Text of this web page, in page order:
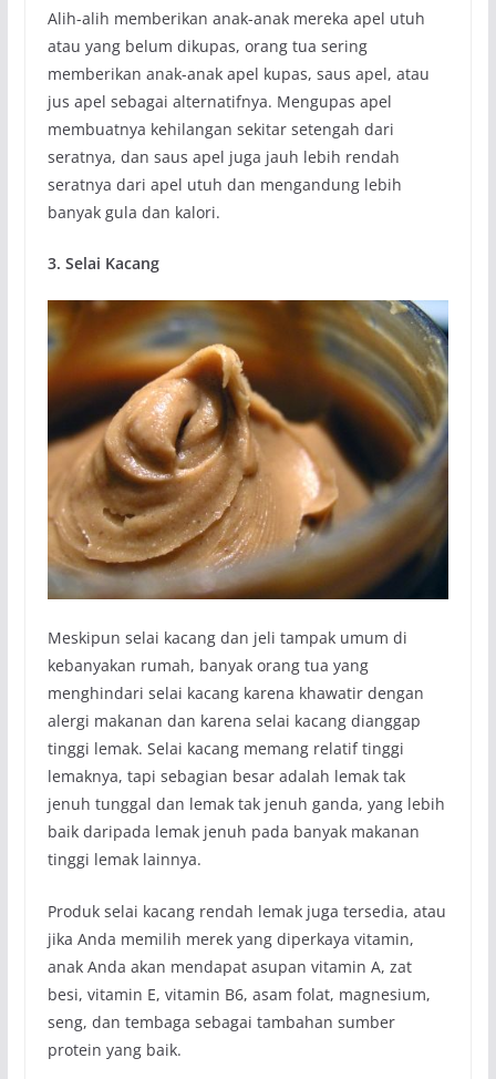
Alih-alih memberikan anak-anak mereka apel utuh
atau yang belum dikupas, orang tua sering
memberikan anak-anak apel kupas, saus apel, atau
jus apel sebagai alternatifnya. Mengupas apel
membuatnya kehilangan sekitar setengah dari
seratnya, dan saus apel juga jauh lebih rendah
seratnya dari apel utuh dan mengandung lebih
banyak gula dan kalori.
3. Selai Kacang
Meskipun selai kacang dan jeli tampak umum di
kebanyakan rumah, banyak orang tua yang
menghindari selai kacang karena khawatir dengan
alergi makanan dan karena selai kacang dianggap
tinggi lemak. Selai kacang memang relatif tinggi
lemaknya, tapi sebagian besar adalah lemak tak
jenuh tunggal dan lemak tak jenuh ganda, yang lebih
baik daripada lemak jenuh pada banyak makanan
tinggi lemak lainnya.
Produk selai kacang rendah lemak juga tersedia, atau
jika Anda memilih merek yang diperkaya vitamin,
anak Anda akan mendapat asupan vitamin A, zat
besi, vitamin E, vitamin B6, asam folat, magnesium,
seng, dan tembaga sebagai tambahan sumber
protein yang baik.